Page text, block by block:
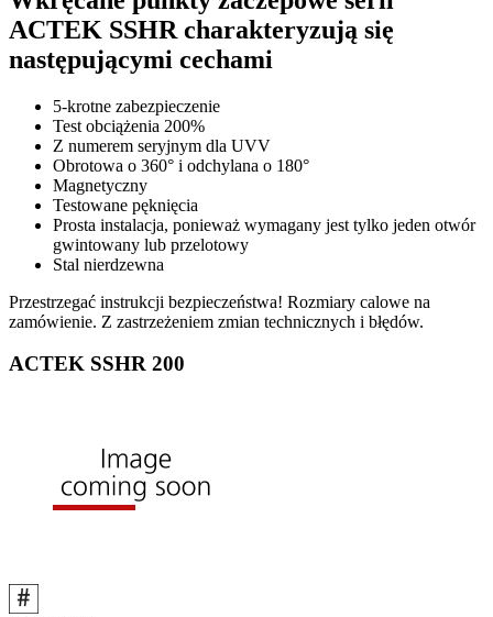
ACTEK SSHR charakteryzują się
następującymi cechami
5-krotne zabezpieczenie
Test obciążenia 200%
Z numerem seryjnym dla UVV
Obrotowa o 360° i odchylana o 180°
Magnetyczny
Testowane pęknięcia
Prosta instalacja, ponieważ wymagany jest tylko jeden otwór
gwintowany lub przelotowy
Stal nierdzewna
Przestrzegać instrukcji bezpieczeństwa! Rozmiary calowe na
zamówienie. Z zastrzeżeniem zmian technicznych i błędów.
ACTEK SSHR 200